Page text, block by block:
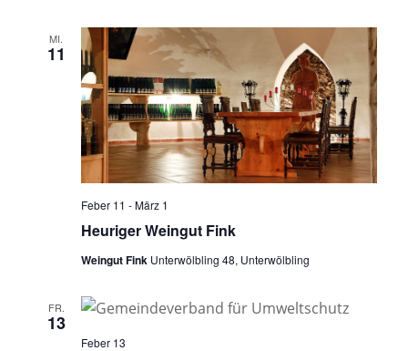
MI.
11
Heuriger Weingut Fink
Feber 11 -März 1
Weingut Fink Unterwölbling 48, Unterwölbling
FR.
13
Feber 13